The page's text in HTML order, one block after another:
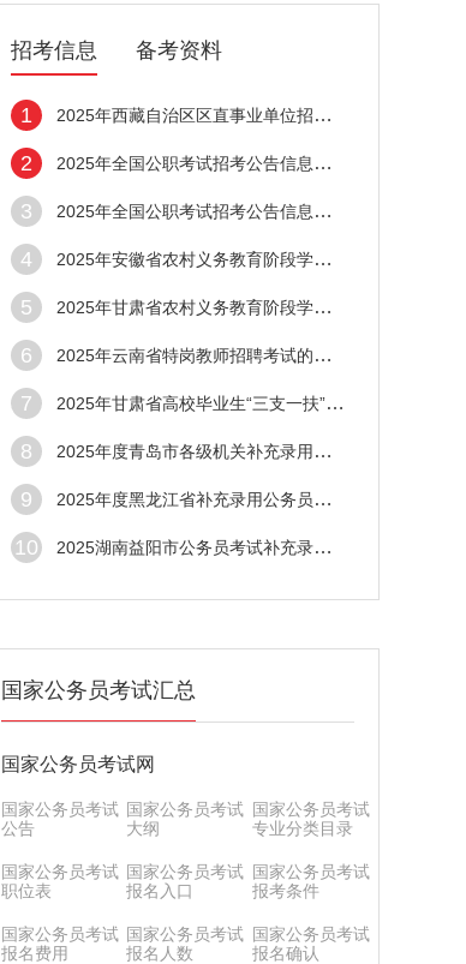
招考信息 备考资料
1 2025年西藏自治区区直事业单位招聘621名高
2 2025年全国公职考试招考公告信息汇总（5月2
3 2025年全国公职考试招考公告信息汇总（5月2
4 2025年安徽省农村义务教育阶段学校教师特设
5 2025年甘肃省农村义务教育阶段学校教师特设
6 2025年云南省特岗教师招聘考试的公告(2184
7 2025年甘肃省高校毕业生“三支一扶”计划招
8 2025年度青岛市各级机关补充录用公务员面试
9 2025年度黑龙江省补充录用公务员哈尔滨考区
10 2025湖南益阳市公务员考试补充录用资格审查
国家公务员考试汇总
国家公务员考试网
国家公务员考试
公告
国家公务员考试
大纲
国家公务员考试
专业分类目录
国家公务员考试
职位表
国家公务员考试
报名入口
国家公务员考试
报考条件
国家公务员考试
报名费用
国家公务员考试
报名人数
国家公务员考试
报名确认